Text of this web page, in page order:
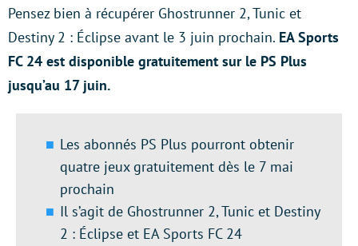
Pensez bien à récupérer Ghostrunner 2, Tunic et
Destiny 2 : Éclipse avant le 3 juin prochain. EA Sports
FC 24 est disponible gratuitement sur le PS Plus
jusqu’au 17 juin.
Les abonnés PS Plus pourront obtenir
quatre jeux gratuitement dès le 7 mai
prochain
Il s’agit de Ghostrunner 2, Tunic et Destiny
2 : Éclipse et EA Sports FC 24